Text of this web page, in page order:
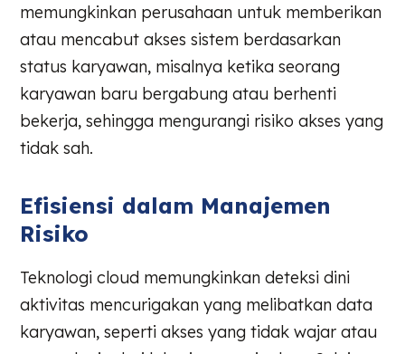
memungkinkan perusahaan untuk memberikan
atau mencabut akses sistem berdasarkan
status karyawan, misalnya ketika seorang
karyawan baru bergabung atau berhenti
bekerja, sehingga mengurangi risiko akses yang
tidak sah.
Efisiensi dalam Manajemen
Risiko
Teknologi cloud memungkinkan deteksi dini
aktivitas mencurigakan yang melibatkan data
karyawan, seperti akses yang tidak wajar atau